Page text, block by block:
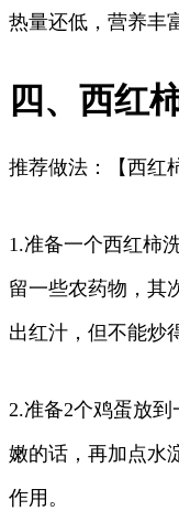
热量还低，营养丰
四、西红
推荐做法：【西红
1.准备一个西红柿
留一些农药物，其
出红汁，但不能炒
2.准备2个鸡蛋放
嫩的话，再加点水
作用。